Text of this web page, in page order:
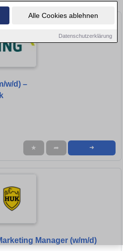
Alle Cookies ablehnen
Datenschutzerklärung
w/d) –
★ ➦ ➜
Manager (w/m/d)